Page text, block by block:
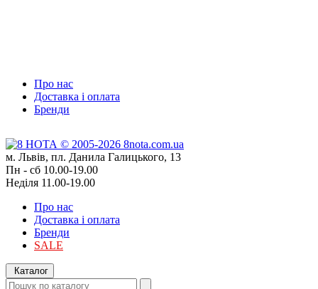
Про нас
Доставка і оплата
Бренди
м. Львів, пл. Данила Галицького, 13
Пн - сб 10.00-19.00
Неділя 11.00-19.00
Про нас
Доставка і оплата
Бренди
SALE
Каталог